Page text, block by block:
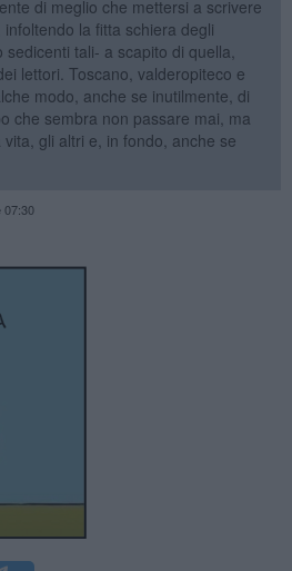
di meglio che mettersi a scrivere
infoltendo la fitta schiera degli
sedicenti tali- a scapito di quella,
lettori. Toscano, valderopiteco e
modo, anche se inutilmente, di
che sembra non passare mai, ma
gli altri e, in fondo, anche se